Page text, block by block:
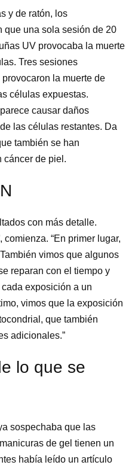
y de ratón, los
que una sola sesión de 20
UV provocaba la muerte
Tres sesiones
la muerte de
células expuestas.
causar daños
las células restantes. Da
también se han
cáncer de piel.
con más detalle.
comienza. “En primer lugar,
vimos que algunos
reparan con el tiempo y
exposición a un
vimos que la exposición
que también
adicionales.”
lo que se
sospechaba que las
de gel tienen un
había leído un artículo